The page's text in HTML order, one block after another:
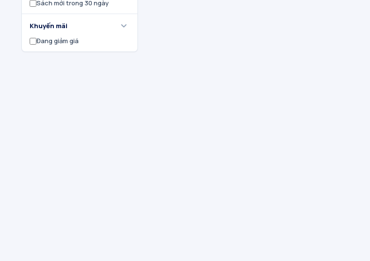
Sách mới trong 30 ngày
Khuyến mãi expand_more
Đang giảm giá